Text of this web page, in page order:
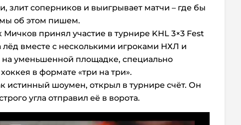
злит соперников и выигрывает матчи – где бы
мы об этом пишем.
принял участие в турнире KHL 3×3 Fest
вместе с несколькими игроками НХЛ и
на уменьшенной площадке, специально
в формате «три на три».
истинный шоумен, открыл в турнире счёт. Он
угла отправил её в ворота.